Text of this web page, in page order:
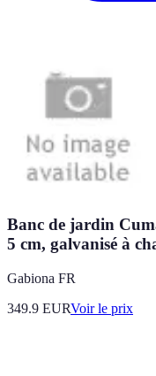
Banc de jardin
5 cm, galvanisé à
Gabiona FR
349.9 EURVoir le prix